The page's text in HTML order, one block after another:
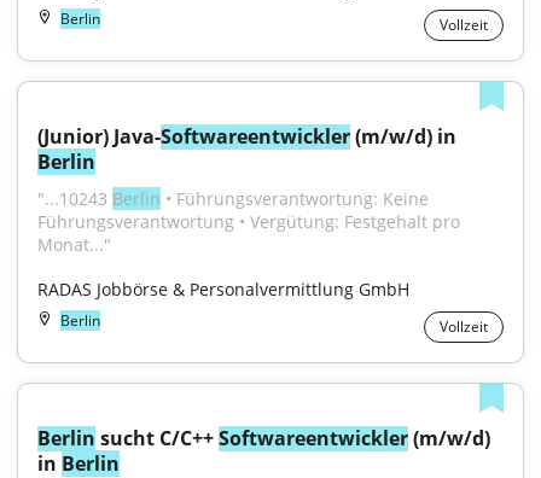
Berlin Vollzeit
(Junior) Java-Softwareentwickler
Berlin
"...10243 Berlin • Führungsverantwortung: Keine
Führungsverantwortung • Vergütung: Festgehalt pro
Monat..."
RADAS Jobbörse & Personalvermittlung GmbH
Berlin Vollzeit
Berlin sucht C/C++ Softwareentwickler (m/w/d)
in Berlin